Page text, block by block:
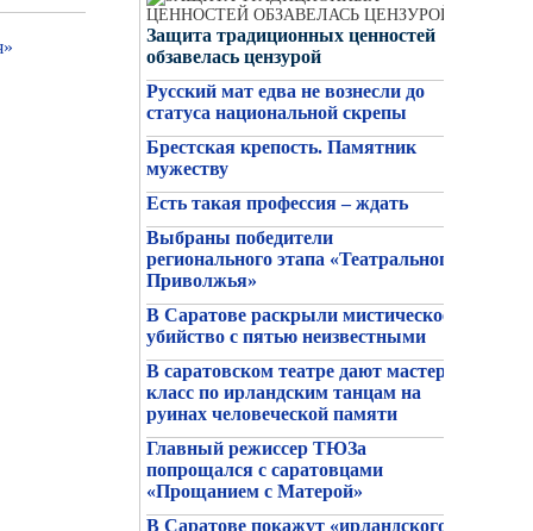
26/06/2026
Ряженые ветераны как примета
эпохи
Защита традиционных ценностей
обзавелась цензурой
Русский мат едва не вознесли до
статуса национальной скрепы
Брестская крепость. Памятник
мужеству
Есть такая профессия – ждать
Выбраны победители
регионального этапа «Театрального
Приволжья»
В Саратове раскрыли мистическое
убийство с пятью неизвестными
В саратовском театре дают мастер-
класс по ирландским танцам на
руинах человеческой памяти
Главный режиссер ТЮЗа
попрощался с саратовцами
«Прощанием с Матерой»
В Саратове покажут «ирландского